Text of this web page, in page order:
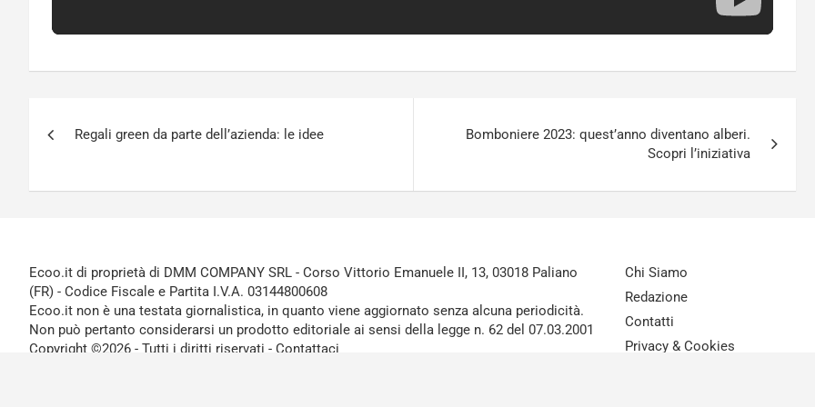
articoli
Regali green da parte dell’azienda: le idee
Bomboniere 2023: quest’anno diventano alberi.
Scopri l’iniziativa
Ecoo.it di proprietà di DMM COMPANY SRL - Corso Vittorio Emanuele II, 13, 03018 Paliano
(FR) - Codice Fiscale e Partita I.V.A. 03144800608
Ecoo.it non è una testata giornalistica, in quanto viene aggiornato senza alcuna periodicità.
Non può pertanto considerarsi un prodotto editoriale ai sensi della legge n. 62 del 07.03.2001
Copyright ©2026 - Tutti i diritti riservati - Contattaci
Chi Siamo
Redazione
Contatti
Privacy & Cookies